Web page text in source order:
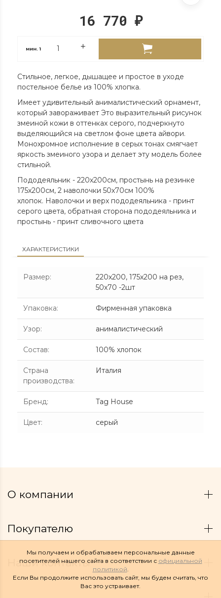
16 770 ₽
мин.1
Стильное, легкое, дышащее и простое в уходе
постельное белье из 100% хлопка.
Имеет удивительный анималистический орнамент,
который завораживает Это выразительный рисунок
змеиной кожи в оттенках серого, подчеркнуто
выделяющийся на светлом фоне цвета айвори.
Монохромное исполнение в серых тонах смягчает
яркость змеиного узора и делает эту модель более
стильной.
Пододеяльник - 220х200см, простынь на резинке
175х200см, 2 наволочки 50х70см 100%
хлопок. Наволочки и верх пододеяльника - принт
серого цвета, обратная сторона пододеяльника и
простынь - принт сливочного цвета
ХАРАКТЕРИСТИКИ
Размер:
220х200, 175х200 на рез,
50х70 -2шт
Упаковка: Фирменная упаковка
Узор: анималистический
Состав: 100% хлопок
Страна
производства:
Италия
Бренд: Tag House
Цвет: серый
О компании
Покупателю
Наши контакты
Мы получаем и обрабатываем персональные данные
посетителей нашего сайта в соответствии с официальной
политикой.
Если Вы продолжите использовать сайт, мы будем считать, что
Вас это устраивает.